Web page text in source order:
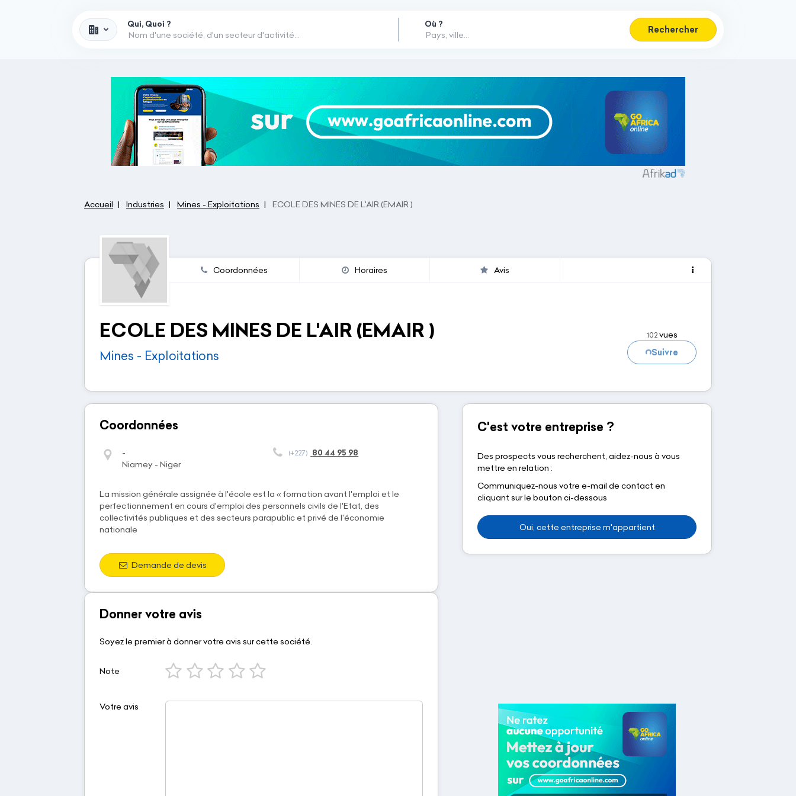
Qui, Quoi ? Où ?
Rechercher
Accueil Industries Mines - Exploitations ECOLE DES MINES DE L'AIR (EMAIR )
Coordonnées Horaires Avis
ECOLE DES MINES DE L'AIR (EMAIR )
Mines - Exploitations
102vues
Chargement...
Suivre
Coordonnées
-
Niamey - Niger
(+227) 80 44 95 98
La mission générale assignée à l'école est la « formation avant l'emploi et le
perfectionnement en cours d'emploi des personnels civils de l'Etat, des
collectivités publiques et des secteurs parapublic et privé de l'économie
nationale
Demande de devis
Donner votre avis
Soyez le premier à donner votre avis sur cette société.
Note
Votre avis
C'est votre entreprise ?
Des prospects vous recherchent, aidez-nous à vous
mettre en relation :
Communiquez-nous votre e-mail de contact en
cliquant sur le bouton ci-dessous
Oui, cette entreprise m'appartient